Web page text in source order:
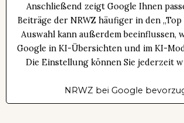
Anschließend zeigt Google Ihnen
Beiträge der NRWZ häufiger in den „Top
Auswahl kann außerdem beeinflussen,
Google in KI-Übersichten und im KI-
Die Einstellung können Sie jederzeit
NRWZ bei Google